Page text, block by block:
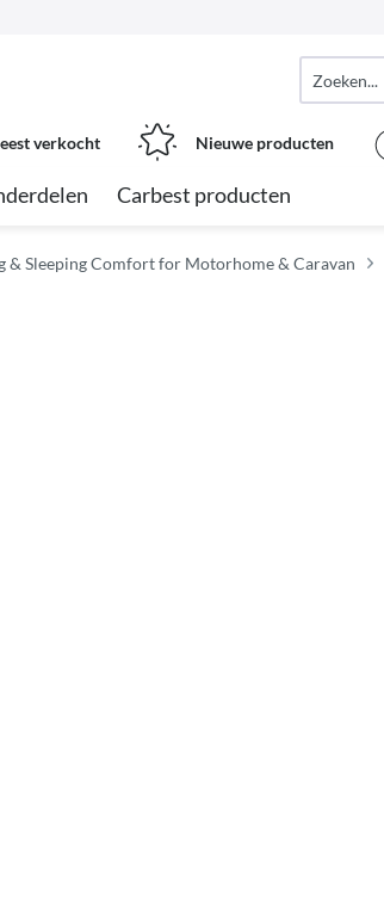
verkocht Nieuwe producten
Carbest producten
& Sleeping Comfort for Motorhome & Caravan